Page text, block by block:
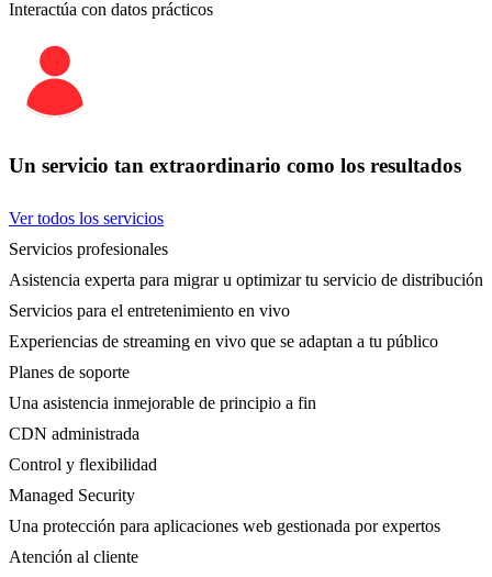
Interactúa con datos prácticos
Un servicio tan extraordinario como los resultados
Ver todos los servicios
Servicios profesionales
Asistencia experta para migrar u optimizar tu servicio de distribución
Servicios para el entretenimiento en vivo
Experiencias de streaming en vivo que se adaptan a tu público
Planes de soporte
Una asistencia inmejorable de principio a fin
CDN administrada
Control y flexibilidad
Managed Security
Una protección para aplicaciones web gestionada por expertos
Atención al cliente